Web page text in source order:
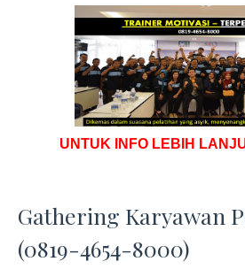
UNTUK INFO LEBIH
Gathering Karyawan
(0819-4654-8000)